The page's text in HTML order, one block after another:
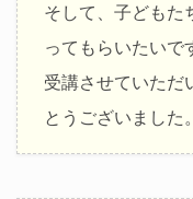
そして、子どもた
ってもらいたいで
受講させていただ
とうございました。